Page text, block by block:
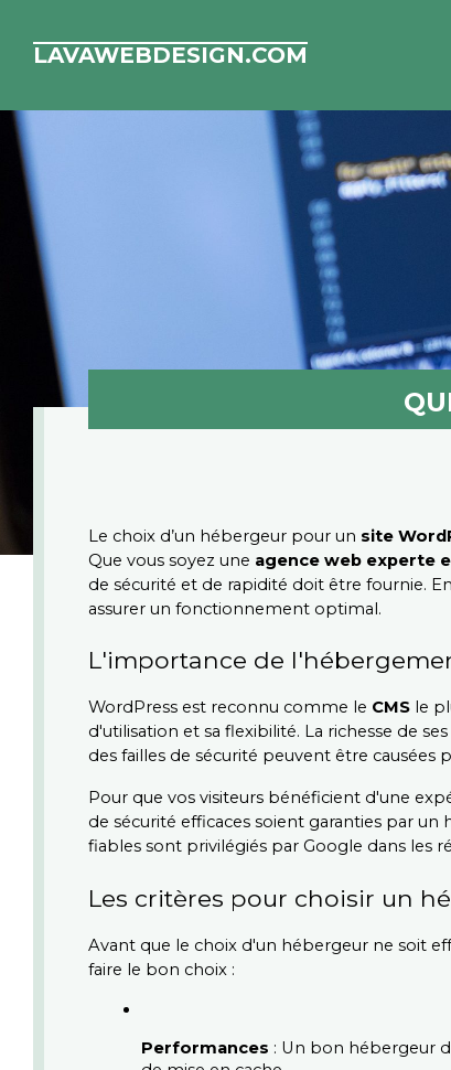
LAVAWEBDESIGN.COM
Le choix d’un hébergeur pour un site
Que vous soyez une agence web experte
de sécurité et de rapidité doit être fournie.
assurer un fonctionnement optimal.
L'importance de
WordPress est reconnu comme le CMS le
d'utilisation et sa flexibilité. La richesse de
des failles de sécurité peuvent être
Pour que vos visiteurs bénéficient d'une
de sécurité efficaces soient garanties par
fiables sont privilégiés par Google dans les
Les critères pour choisir un
Avant que le choix d'un hébergeur ne soit
faire le bon choix :
Performances : Un bon hébergeur